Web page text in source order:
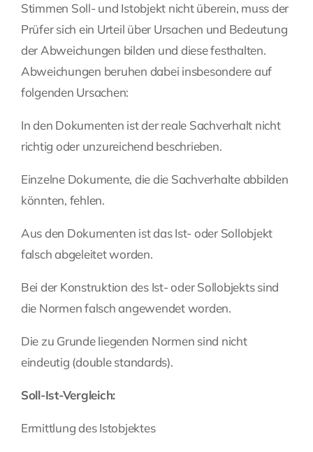
Stimmen Soll- und Istobjekt nicht überein, muss der
Prüfer sich ein Urteil über Ursachen und Bedeutung
der Abweichungen bilden und diese festhalten.
Abweichungen beruhen dabei insbesondere auf
folgenden Ursachen:
In den Dokumenten ist der reale Sachverhalt nicht
richtig oder unzureichend beschrieben.
Einzelne Dokumente, die die Sachverhalte abbilden
könnten, fehlen.
Aus den Dokumenten ist das Ist- oder Sollobjekt
falsch abgeleitet worden.
Bei der Konstruktion des Ist- oder Sollobjekts sind
die Normen falsch angewendet worden.
Die zu Grunde liegenden Normen sind nicht
eindeutig (double standards).
Soll-Ist-Vergleich:
Ermittlung des Istobjektes